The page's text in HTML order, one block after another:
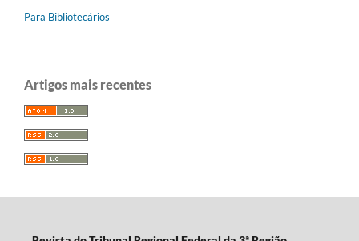
Para Bibliotecários
Artigos mais recentes